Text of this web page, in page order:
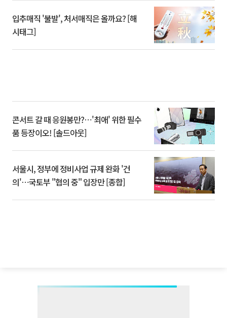
입추매직 '불발', 처서매직은 올까요? [해
시태그]
콘서트 갈 때 응원봉만?⋯'최애' 위한 필수
품 등장이오! [솔드아웃]
서울시, 정부에 정비사업 규제 완화 '건
의'⋯국토부 "협의 중" 입장만 [종합]